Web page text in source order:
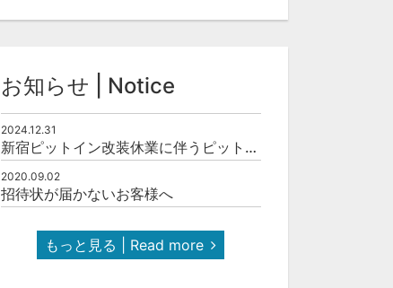
お知らせ | Notice
2024.12.31
新宿ピットイン改装休業に伴うピットインネットジャズのご案内
2020.09.02
招待状が届かないお客様へ
もっと見る | Read more